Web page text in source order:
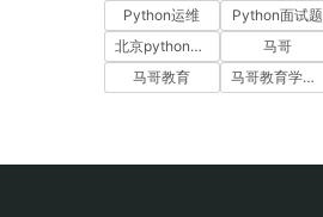
Python运维
Python面试题
北京python培训
马哥
马哥教育
马哥教育学员故事